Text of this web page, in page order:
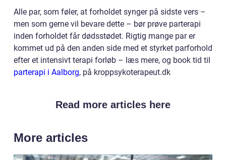
Alle par, som føler, at forholdet synger på sidste vers –
men som gerne vil bevare dette – bør prøve parterapi
inden forholdet får dødsstødet. Rigtig mange par er
kommet ud på den anden side med et styrket parforhold
efter et intensivt terapi forløb – læs mere, og book tid til
parterapi i Aalborg, på kroppsykoterapeut.dk
Read more articles here
More articles